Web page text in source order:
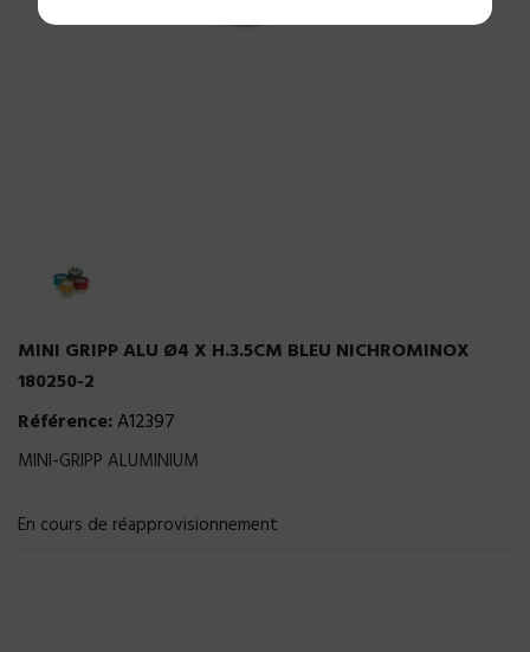
MINI GRIPP ALU Ø4 X H.3.5CM BLEU NICHROMINOX
180250-2
Référence:A12397
MINI-GRIPP ALUMINIUM
En cours de réapprovisionnement